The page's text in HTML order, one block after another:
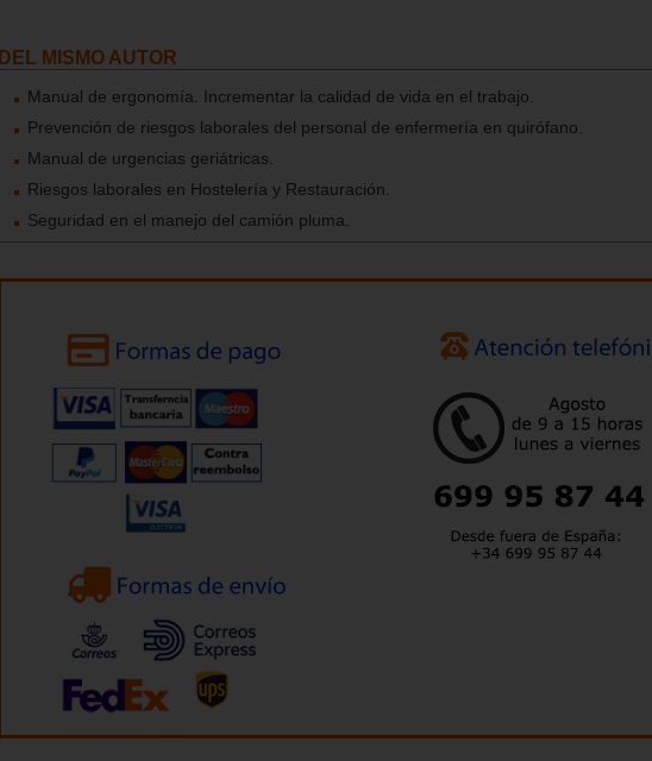
DEL MISMO AUTOR
Manual de ergonomía. Incrementar la calidad de vida en el trabajo.
Prevención de riesgos laborales del personal de enfermería en quirófano.
Manual de urgencias geriátricas.
Riesgos laborales en Hostelería y Restauración.
Seguridad en el manejo del camión pluma.